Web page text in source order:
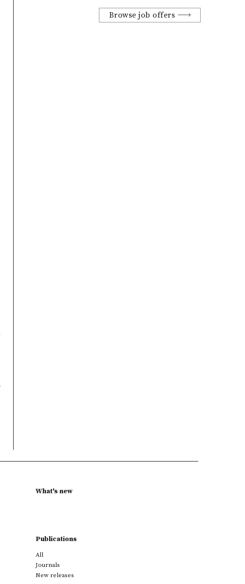
Browse job offers
What's new
Publications
All
Journals
New releases